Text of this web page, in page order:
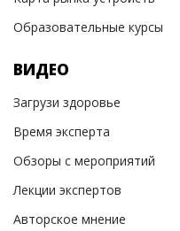
Образовательные курсы
ВИДЕО
Загрузи здоровье
Время эксперта
Обзоры с мероприятий
Лекции экспертов
Авторское мнение